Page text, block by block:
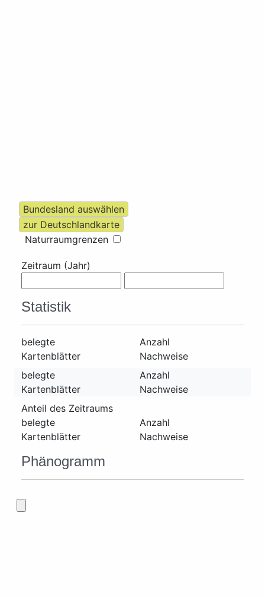
Naturraumgrenzen
Zeitraum (Jahr)
Statistik
belegte
Kartenblätter
Anzahl
Nachweise
belegte
Kartenblätter
Anzahl
Nachweise
Anteil des Zeitraums
belegte
Kartenblätter
Anzahl
Nachweise
Phänogramm